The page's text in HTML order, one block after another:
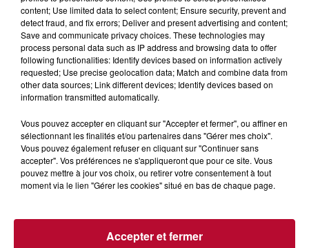
7 août 2026
NOS IDÉES DE SORTIE POUR CE WEEK-END
Comme tous les vendredis, voici une petite sélection des
rendez-vous à ne pas manquer dans le coin. Que vous ayez
content; Use limited data to select content; Ensure security, prevent and
detect fraud, and fix errors; Deliver and present advertising and content;
Save and communicate privacy choices. These technologies may
process personal data such as IP address and browsing data to offer
following functionalities: Identify devices based on information actively
requested; Use precise geolocation data; Match and combine data from
other data sources; Link different devices; Identify devices based on
information transmitted automatically.
Vous pouvez accepter en cliquant sur "Accepter et fermer", ou affiner en
sélectionnant les finalités et/ou partenaires dans "Gérer mes choix".
Vous pouvez également refuser en cliquant sur "Continuer sans
accepter". Vos préférences ne s'appliqueront que pour ce site. Vous
pouvez mettre à jour vos choix, ou retirer votre consentement à tout
moment via le lien "Gérer les cookies" situé en bas de chaque page.
Accepter et fermer